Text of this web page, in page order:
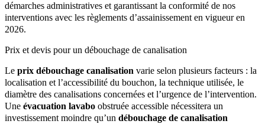
démarches administratives et garantissant la conformité de nos
interventions avec les règlements d’assainissement en vigueur en
2026.
Prix et devis pour un débouchage de canalisation
Le prix débouchage canalisation varie selon plusieurs facteurs : la
localisation et l’accessibilité du bouchon, la technique utilisée, le
diamètre des canalisations concernées et l’urgence de l’intervention.
Une évacuation lavabo obstruée accessible nécessitera un
investissement moindre qu’un débouchage de canalisation